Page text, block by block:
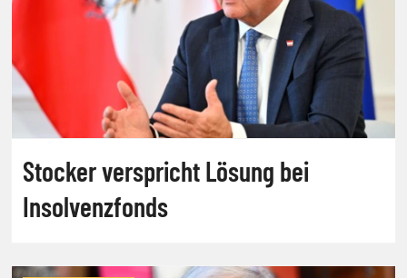
Stocker verspricht Lösung bei
Insolvenzfonds